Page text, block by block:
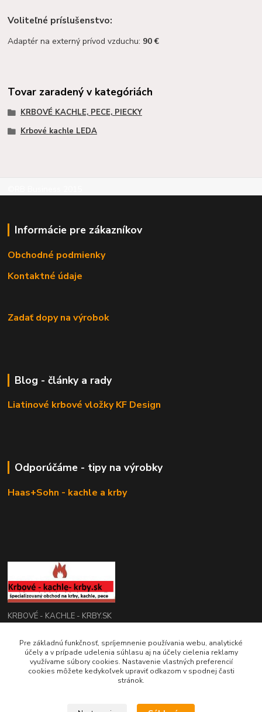
Voliteľné príslušenstvo:
Adaptér na externý prívod vzduchu: 90 €
Tovar zaradený v kategóriách
KRBOVÉ KACHLE, PECE, PIECKY
Krbové kachle LEDA
Informácie pre zákazníkov
Obchodné podmienky
Kontaktné údaje
Zadať dopy na výrobok
Blog - články a rady
Liatinové krbové vložky KF Design
Odporúčáme - tipy na výrobky
Haas+Sohn - kachle a krby
KRBOVÉ - KACHLE - KRBY.SK
0949 476 255
08:00 - 17.00
Pre základnú funkčnosť, spríjemnenie používania webu, analytické
účely a v prípade udelenia súhlasu aj na účely cielenia reklamy
využívame súbory cookies. Nastavenie vlastných preferencií
cookies môžete kedykoľvek upraviť odkazom v spodnej časti
stránok.